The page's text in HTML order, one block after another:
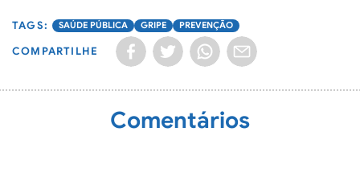
SAÚDE PÚBLICA GRIPE PREVENÇÃO
COMPARTILHE
Comentários